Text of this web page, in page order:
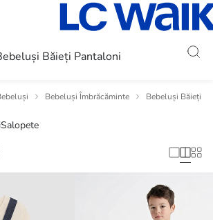
Băieți Pantaloni
Bebeluși Îmbrăcăminte Bebeluși Băieți
Salopete